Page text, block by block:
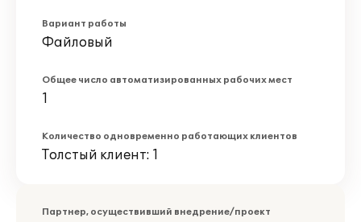
Вариант работы
Файловый
Общее число автоматизированных рабочих мест
1
Количество одновременно работающих клиентов
Толстый клиент: 1
Партнер, осуществивший внедрение/проект